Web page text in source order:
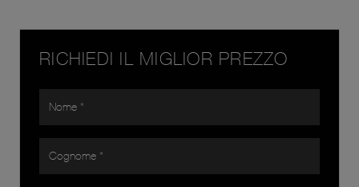
RICHIEDI IL MIGLIOR PREZZO